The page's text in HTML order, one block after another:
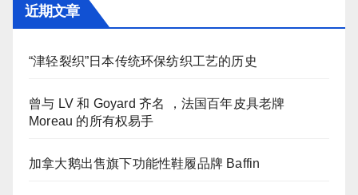
近期文章
“津轻裂织”日本传统环保纺织工艺的历史
曾与 LV 和 Goyard 齐名 ，法国百年皮具老牌
Moreau 的所有权易手
加拿大鹅出售旗下功能性鞋履品牌 Baffin